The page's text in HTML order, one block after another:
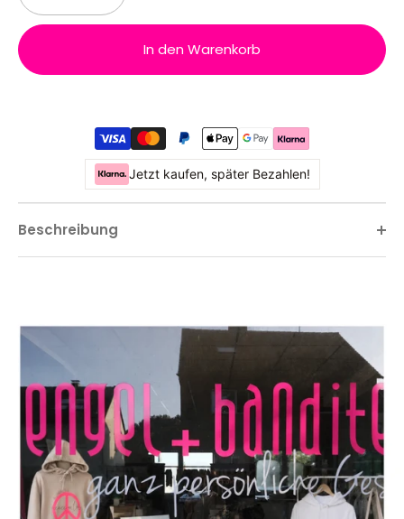
In den Warenkorb
Jetzt kaufen, später Bezahlen!
Beschreibung